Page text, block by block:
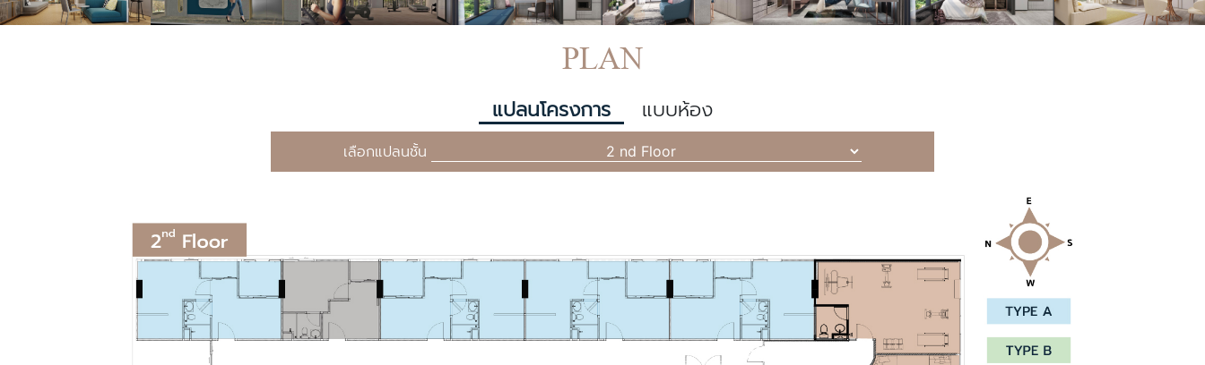
PLAN
แปลนโครงการ แบบห้อง
เลือกแปลนชั้น